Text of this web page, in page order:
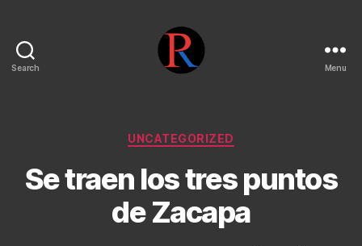
Search Menu
Categories
UNCATEGORIZED
Se traen los tres puntos
de Zacapa